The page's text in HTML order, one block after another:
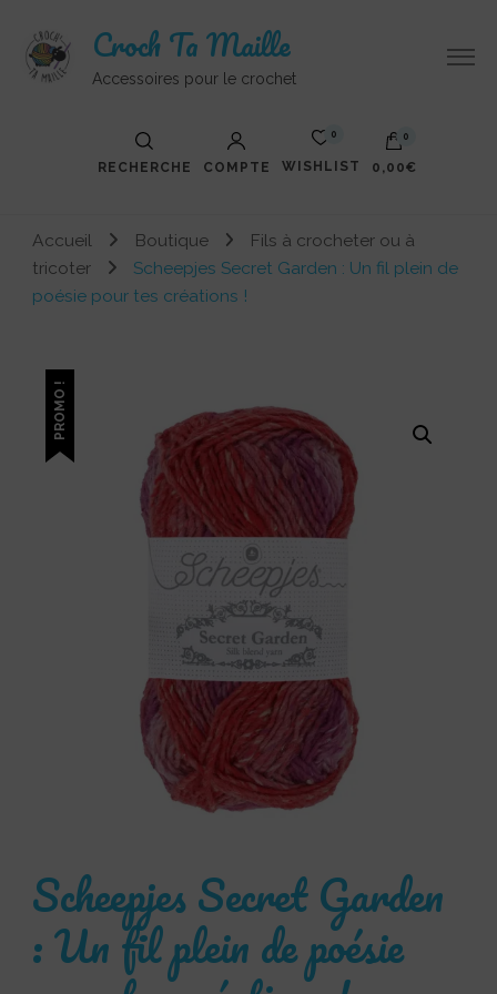
Croch Ta Maille
Accessoires pour le crochet
RECHERCHE COMPTE
0
WISHLIST
0
0,00€
Accueil Boutique
Fils à crocheter ou à
tricoter
Scheepjes Secret Garden : Un fil plein de
poésie pour tes créations !
PROMO !
Scheepjes Secret Garden
: Un fil plein de poésie